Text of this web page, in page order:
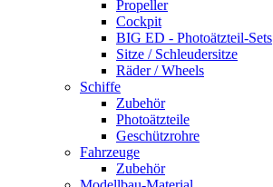
Propeller
Cockpit
BIG ED - Photoätzteil-Sets
Sitze / Schleudersitze
Räder / Wheels
Schiffe
Zubehör
Photoätzteile
Geschützrohre
Fahrzeuge
Zubehör